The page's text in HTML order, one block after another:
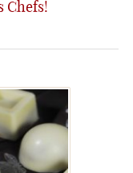
Chefs!